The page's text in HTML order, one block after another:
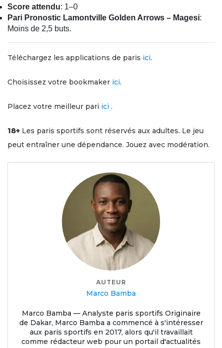
Score attendu: 1–0
Pari Pronostic Lamontville Golden Arrows – Magesi:
Moins de 2,5 buts.
Téléchargez les applications de paris ici.
Choisissez votre bookmaker ici.
Placez votre meilleur pari iсi .
18+ Les paris sportifs sont réservés aux adultes. Le jeu
peut entraîner une dépendance. Jouez avec modération.
AUTEUR
Marco Bamba
Marco Bamba — Analyste paris sportifs Originaire
de Dakar, Marco Bamba a commencé à s'intéresser
aux paris sportifs en 2017, alors qu'il travaillait
comme rédacteur web pour un portail d'actualités